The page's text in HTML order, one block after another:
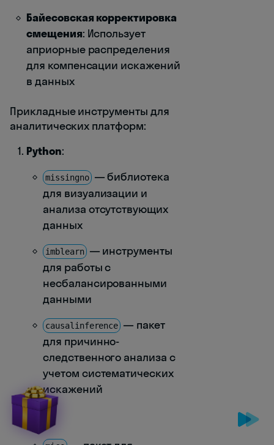
Байесовская корректировка
смещения: Использует
априорные распределения
для компенсации искажений
в данных
Прикладные инструменты для
аналитических платформ:
Python:
missingno — библиотека
для визуализации и
анализа отсутствующих
данных
imblearn — инструменты
для работы с
несбалансированными
данными
causalinference — пакет
для причинно-
следственного анализа с
учетом систематических
искажений
R